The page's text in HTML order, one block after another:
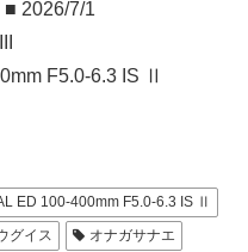
2026/7/1
F5.0-6.3 IS Ⅱ
ED 100-400mm F5.0-6.3 IS Ⅱ
グイス
オナガサナエ